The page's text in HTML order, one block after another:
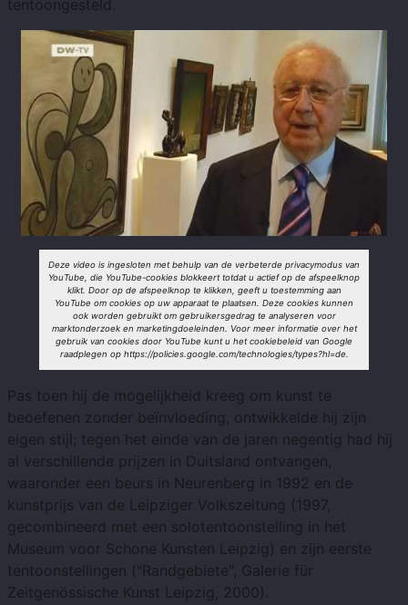
tentoongesteld.
Deze video is ingesloten met behulp van de verbeterde privacymodus van
YouTube, die YouTube-cookies blokkeert totdat u actief op de afspeelknop
klikt. Door op de afspeelknop te klikken, geeft u toestemming aan
YouTube om cookies op uw apparaat te plaatsen. Deze cookies kunnen
ook worden gebruikt om gebruikersgedrag te analyseren voor
marktonderzoek en marketingdoeleinden. Voor meer informatie over het
gebruik van cookies door YouTube kunt u het cookiebeleid van Google
raadplegen op https://policies.google.com/technologies/types?hl=de.
Pas toen hij de mogelijkheid kreeg om kunst te
beoefenen zonder beïnvloeding, ontwikkelde hij zijn
eigen stijl; tegen het einde van de jaren negentig had hij
al verschillende prijzen in Duitsland ontvangen,
waaronder een beurs in Neurenberg in 1992 en de
kunstprijs van de Leipziger Volkszeitung (1997,
gecombineerd met een solotentoonstelling in het
Museum voor Schone Kunsten Leipzig) en zijn eerste
tentoonstellingen ("Randgebiete", Galerie für
Zeitgenössische Kunst Leipzig, 2000).